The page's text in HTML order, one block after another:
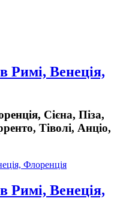
Римі, Венеція,
Сієна, Піза,
Тіволі, Анціо,
Римі, Венеція,